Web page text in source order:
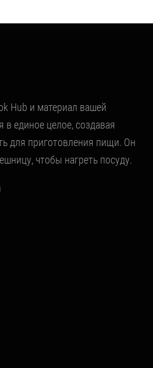
Hub и материал вашей
единое целое, создавая
для приготовления пищи. Он
чтобы нагреть посуду.